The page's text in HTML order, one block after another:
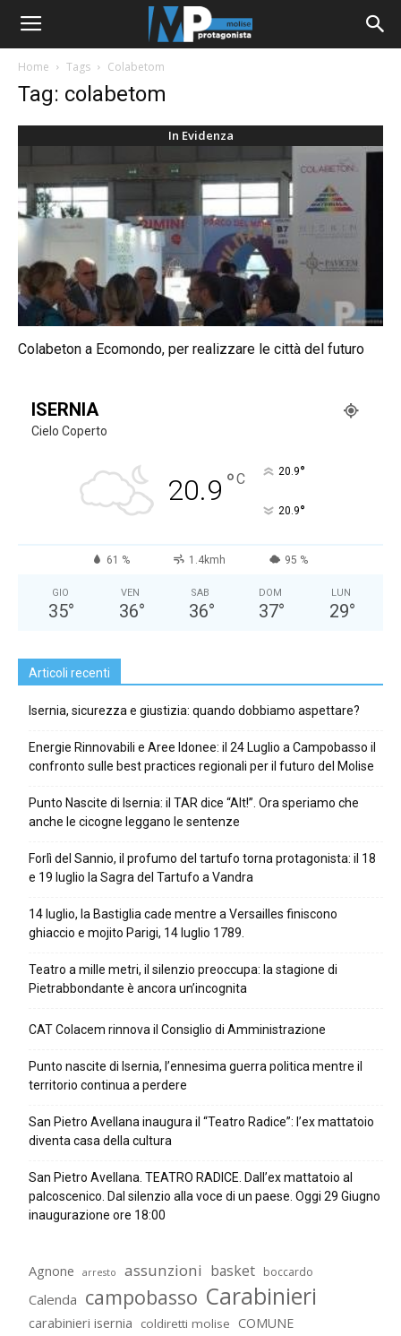
Home Tags Colabetom
Tag: colabetom
In Evidenza
Colabeton a Ecomondo, per realizzare le città del futuro
ISERNIA
Cielo Coperto
20.9 °C 20.9°
20.9°
61 % 1.4kmh 95 %
GIO
35°
VEN
36°
SAB
36°
DOM
37°
LUN
29°
Articoli recenti
Isernia, sicurezza e giustizia: quando dobbiamo aspettare?
Energie Rinnovabili e Aree Idonee: il 24 Luglio a Campobasso il
confronto sulle best practices regionali per il futuro del Molise
Punto Nascite di Isernia: il TAR dice “Alt!”. Ora speriamo che
anche le cicogne leggano le sentenze
Forlì del Sannio, il profumo del tartufo torna protagonista: il 18
e 19 luglio la Sagra del Tartufo a Vandra
14 luglio, la Bastiglia cade mentre a Versailles finiscono
ghiaccio e mojito Parigi, 14 luglio 1789.
Teatro a mille metri, il silenzio preoccupa: la stagione di
Pietrabbondante è ancora un’incognita
CAT Colacem rinnova il Consiglio di Amministrazione
Punto nascite di Isernia, l’ennesima guerra politica mentre il
territorio continua a perdere
San Pietro Avellana inaugura il “Teatro Radice”: l’ex mattatoio
diventa casa della cultura
San Pietro Avellana. TEATRO RADICE. Dall’ex mattatoio al
palcoscenico. Dal silenzio alla voce di un paese. Oggi 29 Giugno
inaugurazione ore 18:00
Agnone arresto assunzioni basket boccardo
Calenda campobasso Carabinieri
carabinieri isernia coldiretti molise COMUNE